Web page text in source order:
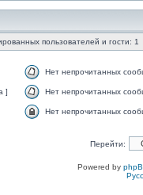
пользователей и гости: 1
Нет непрочитанных
] Нет непрочитанных
Нет непрочитанных
Перейти:
Powered by